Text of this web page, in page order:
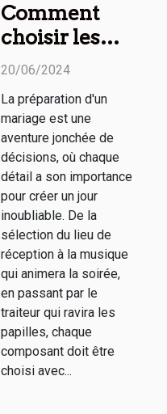
Comment
choisir les
meilleurs
pour chaque
aspect de
votre
mariage
20/06/2024
La préparation d'un
mariage est une
aventure jonchée de
décisions, où chaque
détail a son importance
pour créer un jour
inoubliable. De la
sélection du lieu de
réception à la musique
qui animera la soirée,
en passant par le
traiteur qui ravira les
papilles, chaque
composant doit être
choisi avec...